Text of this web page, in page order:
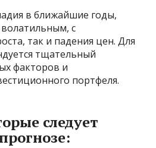
в ближайшие годы,
волатильным, с
так и падения цен. Для
тщательный
факторов и
портфеля.
следует